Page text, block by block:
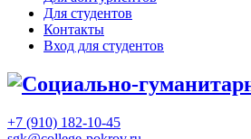
Для студентов
Контакты
Вход для студентов
+7 (910) 182-10-45